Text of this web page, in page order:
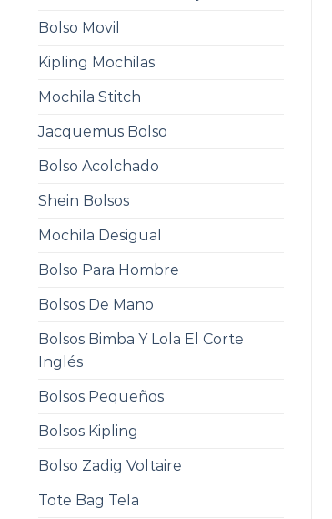
Bolso Movil
Kipling Mochilas
Mochila Stitch
Jacquemus Bolso
Bolso Acolchado
Shein Bolsos
Mochila Desigual
Bolso Para Hombre
Bolsos De Mano
Bolsos Bimba Y Lola El Corte
Inglés
Bolsos Pequeños
Bolsos Kipling
Bolso Zadig Voltaire
Tote Bag Tela